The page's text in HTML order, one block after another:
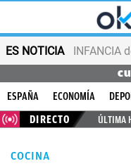
ES NOTICIA INFANCIA
ESPAÑA ECONOMÍA
DIRECTO
ÚLTIMA
COCINA